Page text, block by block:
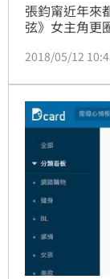
張鈞甯近年來
弦》女主角更
路，但她也沒
2018/05/12